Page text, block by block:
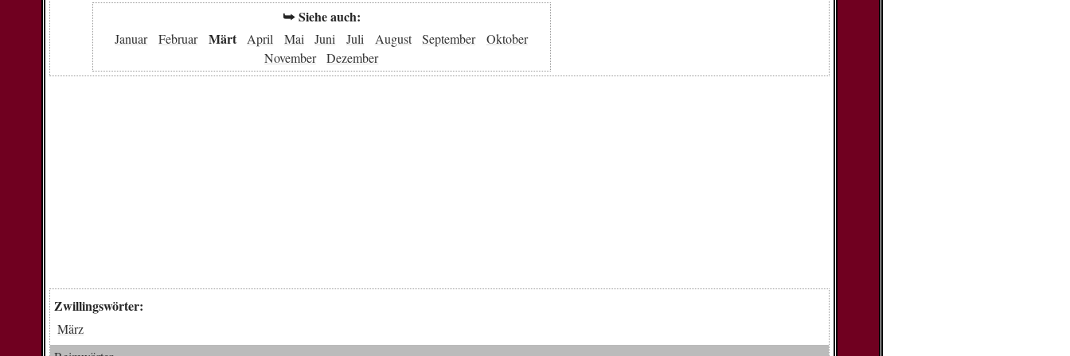
⮩ Siehe auch:
Januar Februar Märt April Mai Juni Juli August September
Oktober
November
Dezember
Zwillingswörter:
März